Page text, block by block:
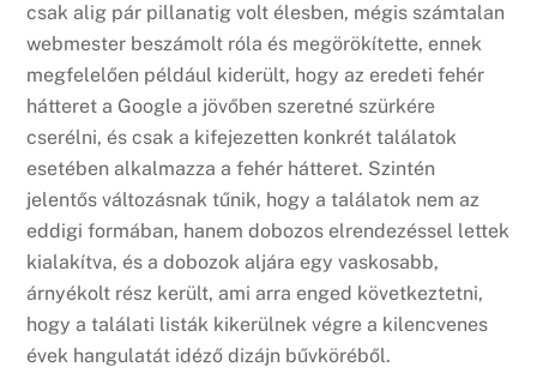
csak alig pár pillanatig volt élesben, mégis számtalan
webmester beszámolt róla és megörökítette, ennek
megfelelően például kiderült, hogy az eredeti fehér
hátteret a Google a jövőben szeretné szürkére
cserélni, és csak a kifejezetten konkrét találatok
esetében alkalmazza a fehér hátteret. Szintén
jelentős változásnak tűnik, hogy a találatok nem az
eddigi formában, hanem dobozos elrendezéssel lettek
kialakítva, és a dobozok aljára egy vaskosabb,
árnyékolt rész került, ami arra enged következtetni,
hogy a találati listák kikerülnek végre a kilencvenes
évek hangulatát idéző dizájn bűvköréből.